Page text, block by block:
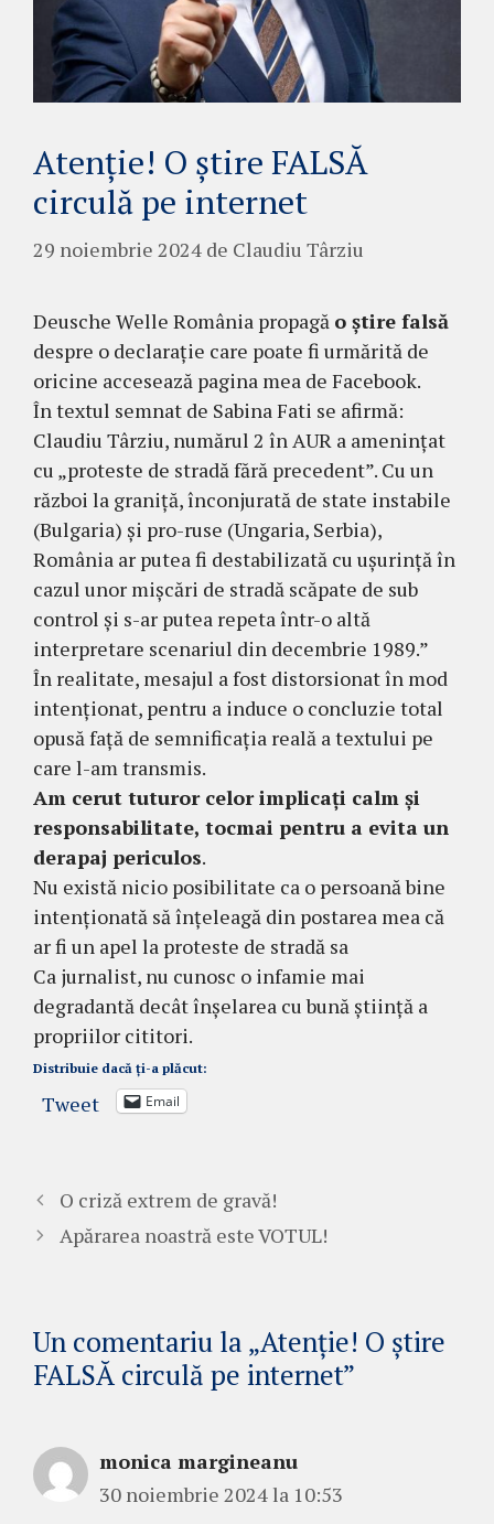
Atenție! O știre FALSĂ
circulă pe internet
29 noiembrie 2024 de Claudiu Târziu
Deusche Welle România propagă o știre falsă
despre o declarație care poate fi urmărită de
oricine accesează pagina mea de Facebook.
În textul semnat de Sabina Fati se afirmă:
Claudiu Târziu, numărul 2 în AUR a amenințat
cu „proteste de stradă fără precedent”. Cu un
război la graniță, înconjurată de state instabile
(Bulgaria) și pro-ruse (Ungaria, Serbia),
România ar putea fi destabilizată cu ușurință în
cazul unor mișcări de stradă scăpate de sub
control și s-ar putea repeta într-o altă
interpretare scenariul din decembrie 1989.”
În realitate, mesajul a fost distorsionat în mod
intenționat, pentru a induce o concluzie total
opusă față de semnificația reală a textului pe
care l-am transmis.
Am cerut tuturor celor implicați calm și
responsabilitate, tocmai pentru a evita un
derapaj periculos.
Nu există nicio posibilitate ca o persoană bine
intenționată să înțeleagă din postarea mea că
ar fi un apel la proteste de stradă sa
Ca jurnalist, nu cunosc o infamie mai
degradantă decât înșelarea cu bună știință a
propriilor cititori.
Distribuie dacă ți-a plăcut:
Tweet Email
O criză extrem de gravă!
Apărarea noastră este VOTUL!
Un comentariu la „Atenție! O știre
FALSĂ circulă pe internet”
monica margineanu
30 noiembrie 2024 la 10:53